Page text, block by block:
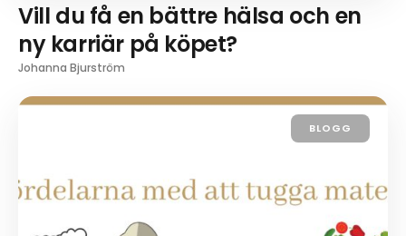
Vill du få en bättre hälsa och en
ny karriär på köpet?
Johanna Bjurström
BLOGG